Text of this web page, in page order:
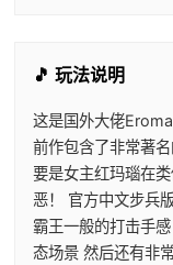
🎵 玩法说明
这是国外大佬
前作包含了非常著
要是女主红玛瑙在
恶！ 官方中文步兵
霸王一般的打击手
态场景 然后还有非